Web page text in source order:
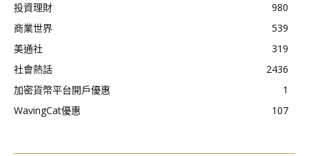
投資理財
980
商業世界
539
美通社
319
社會熱話
2436
加密貨幣平台開戶優惠
1
WavingCat優惠
107